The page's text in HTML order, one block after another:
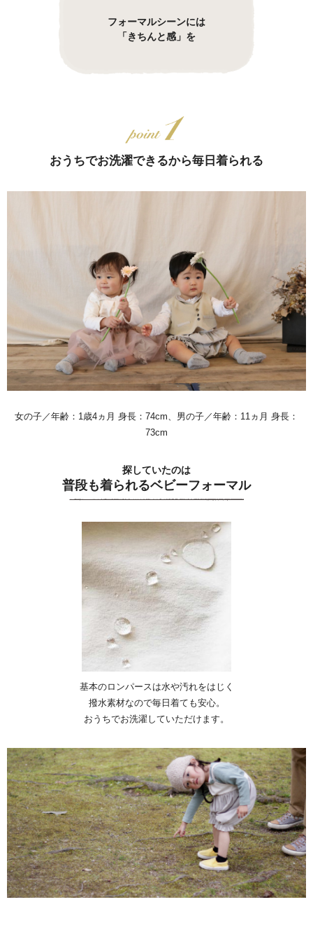
フォーマルシーンには
「きちんと感」を
おうちでお洗濯できるから毎日着られる
女の子／年齢：1歳4ヵ月 身長：74cm、男の子／年齢：11ヵ月 身長：
73cm
探していたのは
普段も着られるベビーフォーマル
基本のロンパースは水や汚れをはじく
撥水素材なので毎日着ても安心。
おうちでお洗濯していただけます。